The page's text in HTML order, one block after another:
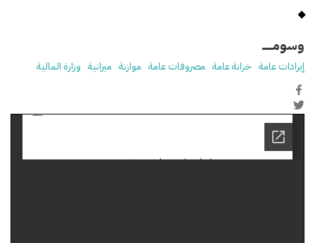
وسومـــــ
إيرادات عامة خزانة عامة مصروفات عامة موازنة ميزانية وزارة المالية